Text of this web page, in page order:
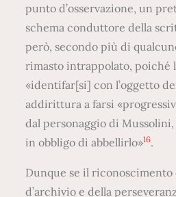
punto d’osservazione, un
schema conduttore della
però, secondo più di
rimasto intrappolato, poiché
«identifar[si] con l’oggetto
addirittura a farsi
dal personaggio di
in obbligo di abbellirlo»16.
Dunque se il riconoscimento
d’archivio e della